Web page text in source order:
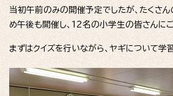
当初午前のみの開催予定でしたが、たくさ
め午後も開催し、12名の小学生の皆さんに
まずはクイズを行いながら、ヤギについて学